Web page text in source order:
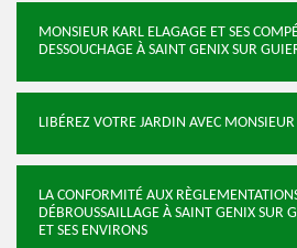
MONSIEUR KARL ELAGAGE ET SES
DESSOUCHAGE À SAINT GENIX SUR
LIBÉREZ VOTRE JARDIN AVEC
LA CONFORMITÉ AUX
DÉBROUSSAILLAGE À SAINT GENIX SUR
ET SES ENVIRONS